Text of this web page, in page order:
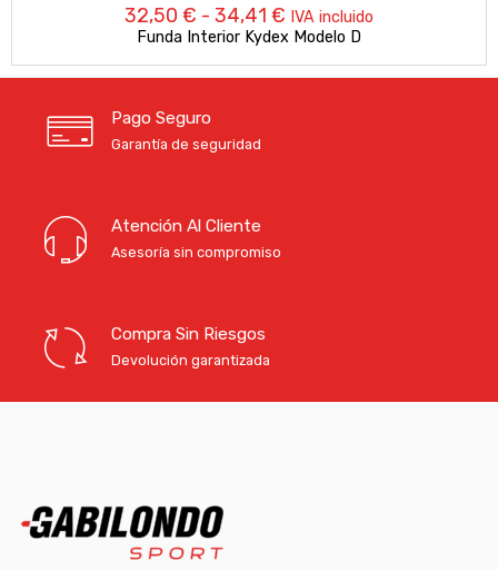
32,50 € - 34,41 € Rango
de
precios:
IVA incluido
Funda Interior Kydex Modelo D
Pago Seguro
Garantía de seguridad
Atención Al Cliente
Asesoría sin compromiso
Compra Sin Riesgos
Devolución garantizada